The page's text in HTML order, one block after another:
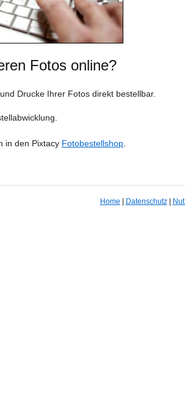
Fotos online?
Drucke Ihrer Fotos direkt bestellbar.
in den Pixtacy Fotobestellshop
Home Datenschutz|